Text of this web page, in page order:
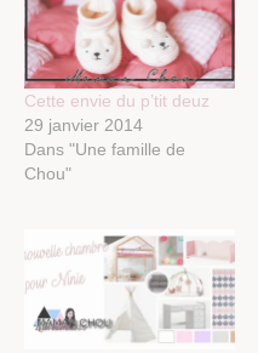
Cette envie du p’tit deuz
29 janvier 2014
Dans "Une famille de
Chou"